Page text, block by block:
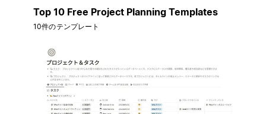
Top 10 Free Project Planning Templates
10件のテンプレート